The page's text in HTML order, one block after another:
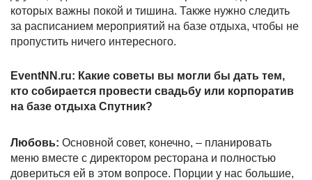
которых важны покой и тишина. Также нужно следить
за расписанием мероприятий на базе отдыха, чтобы не
пропустить ничего интересного.
EventNN.ru: Какие советы вы могли бы дать тем,
кто собирается провести свадьбу или корпоратив
на базе отдыха Спутник?
Любовь: Основной совет, конечно, – планировать
меню вместе с директором ресторана и полностью
довериться ей в этом вопросе. Порции у нас большие,